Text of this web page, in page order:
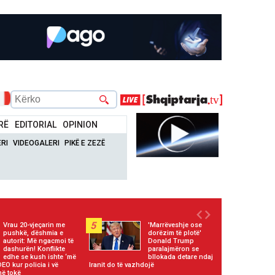
EDITORIAL OPINION
VIDEOGALERI PIKË E ZEZË
Vrau 20-vjeçarin me
pushkë, dëshmia e
autorit: Më ngacmoi të
dashurën! Konflikte
edhe se kush ishte ‘më
kur policia i vë
tokë
5
'Marrëveshje ose
dorëzim të plotë'
Donald Trump
paralajmëron se
bllokada detare ndaj
Iranit do të vazhdojë